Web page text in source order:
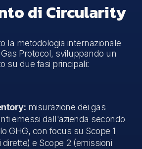
di Circularity
la metodologia internazionale
Protocol, sviluppando un
su due fasi principali:
misurazione dei gas
emessi dall'azienda secondo
GHG, con focus su Scope 1
dirette) e Scope 2 (emissioni